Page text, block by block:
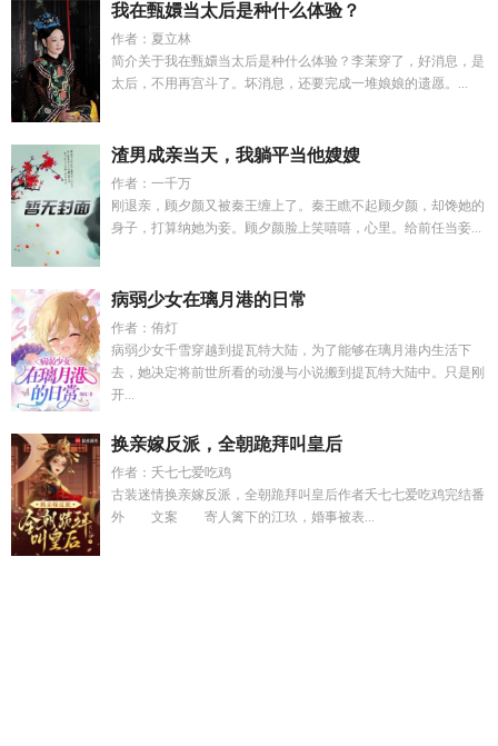
我在甄嬛当太后是种什么体验？
作者：夏立林
简介关于我在甄嬛当太后是种什么体验？李茉穿了，好消息，是
太后，不用再宫斗了。坏消息，还要完成一堆娘娘的遗愿。...
渣男成亲当天，我躺平当他嫂嫂
作者：一千万
刚退亲，顾夕颜又被秦王缠上了。秦王瞧不起顾夕颜，却馋她的
身子，打算纳她为妾。顾夕颜脸上笑嘻嘻，心里。给前任当妾...
病弱少女在璃月港的日常
作者：侑灯
病弱少女千雪穿越到提瓦特大陆，为了能够在璃月港内生活下
去，她决定将前世所看的动漫与小说搬到提瓦特大陆中。只是刚
开...
换亲嫁反派，全朝跪拜叫皇后
作者：夭七七爱吃鸡
古装迷情换亲嫁反派，全朝跪拜叫皇后作者夭七七爱吃鸡完结番
外 文案 寄人篱下的江玖，婚事被表...